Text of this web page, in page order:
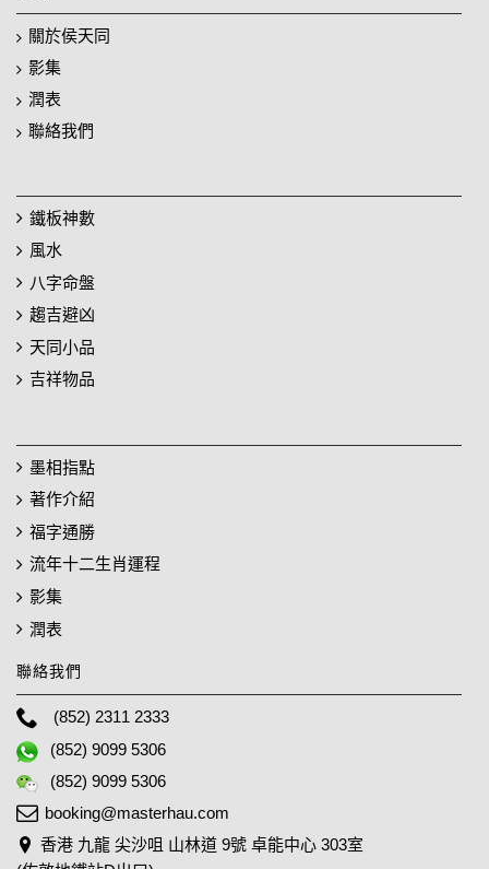
關於侯天同
影集
潤表
聯絡我們
鐵板神數
風水
八字命盤
趨吉避凶
天同小品
吉祥物品
墨相指點
著作介紹
福字通勝
流年十二生肖運程
影集
潤表
聯絡我們
(852) 2311 2333
(852) 9099 5306
(852) 9099 5306
booking@masterhau.com
香港 九龍 尖沙咀 山林道 9號 卓能中心 303室